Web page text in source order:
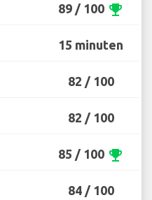
89 / 100 emoji_events
15 minuten
82 / 100
82 / 100
85 / 100 emoji_events
84 / 100